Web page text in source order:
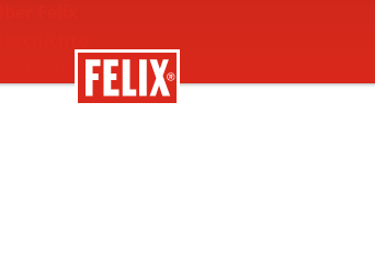
Nachhaltigkeit